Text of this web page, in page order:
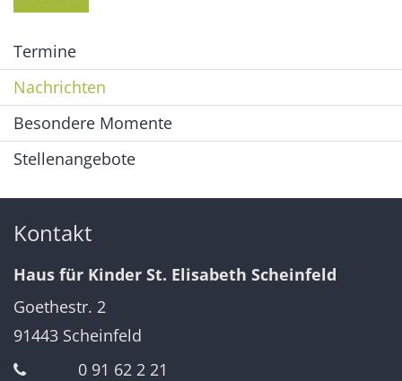
Termine
Nachrichten
Besondere Momente
Stellenangebote
Kontakt
Haus für Kinder St. Elisabeth Scheinfeld
Goethestr. 2
91443 Scheinfeld
0 91 62 2 21